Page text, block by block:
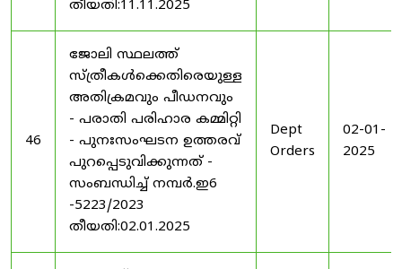
തീയതി:11.11.2025
46
ജോലി സ്ഥലത്ത്
സ്ത്രീകൾക്കെതിരെയുള്ള
അതിക്രമവും പീഡനവും
- പരാതി പരിഹാര കമ്മിറ്റി
- പുനഃസംഘടന ഉത്തരവ്
പുറപ്പെടുവിക്കുന്നത് -
സംബന്ധിച്ച് നമ്പർ.ഇ6
-5223/2023
തീയതി:02.01.2025
Dept
Orders
02-01-
2025